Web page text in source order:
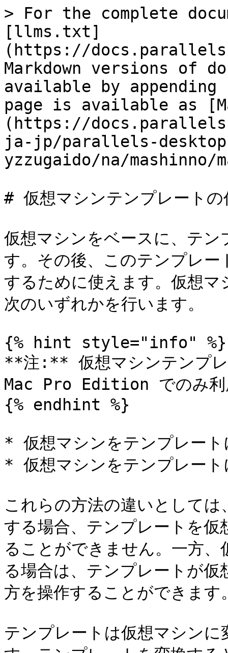
> For the complete
[llms.txt]
(https://
Markdown versions of
available by
page is available as
(https://
ja-jp/parallels-
yzzugaido/na/mashinno/
# 仮想マシンテンプレートの
仮想マシンをベースに、テ
す。その後、このテンプレー
するために使えます。仮想
次のいずれかを行います。
{% hint style="info" %}
**注:** 仮想マシンテン
Mac Pro Edition でのみ利
{% endhint %}
* 仮想マシンをテンプレート
* 仮想マシンをテンプレート
これらの方法の違いとして
する場合、テンプレートを
ることができません。一方
る場合は、テンプレートが
方を操作することができます
テンプレートは仮想マシン